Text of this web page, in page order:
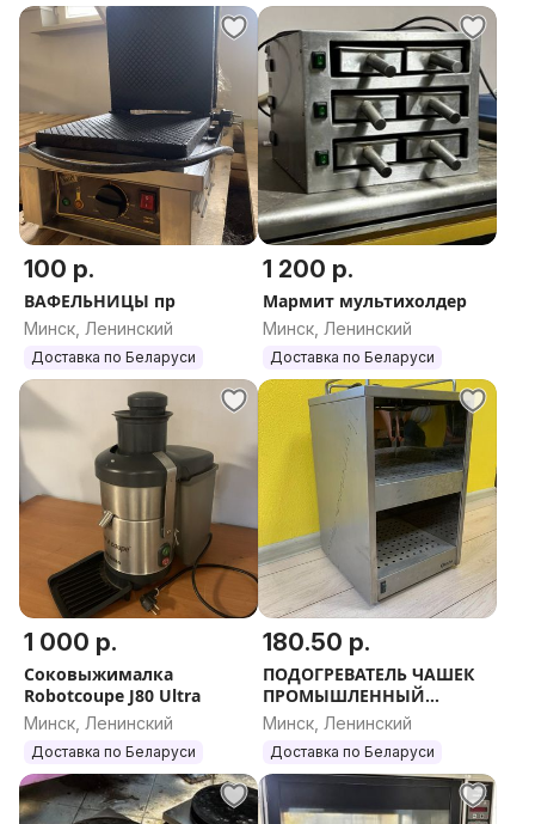
100 р.
ВАФЕЛЬНИЦЫ пр
Минск, Ленинский
Доставка по Беларуси
1 200 р.
Мармит мультихолдер
Минск, Ленинский
Доставка по Беларуси
1 000 р.
Соковыжималка
Robotcoupe J80 Ultra
Минск, Ленинский
Доставка по Беларуси
180.50 р.
ПОДОГРЕВАТЕЛЬ ЧАШЕК
ПРОМЫШЛЕННЫЙ
арт.103068 (Bartscher)
Минск, Ленинский
Доставка по Беларуси